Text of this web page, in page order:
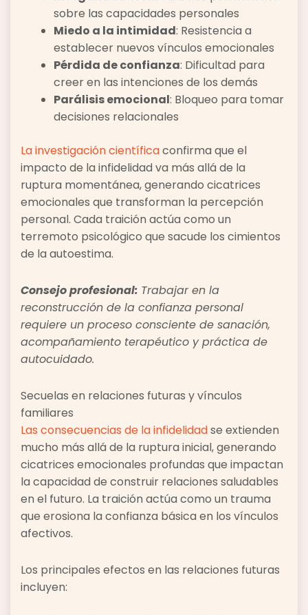
sobre las capacidades personales
Miedo a la intimidad: Resistencia a
establecer nuevos vínculos emocionales
Pérdida de confianza: Dificultad para
creer en las intenciones de los demás
Parálisis emocional: Bloqueo para tomar
decisiones relacionales
La investigación científicaconfirma que el
impacto de la infidelidad va más allá de la
ruptura momentánea, generando cicatrices
emocionales que transforman la percepción
personal. Cada traición actúa como un
terremoto psicológico que sacude los cimientos
de la autoestima.
Consejo profesional: Trabajar en la
reconstrucción de la confianza personal
requiere un proceso consciente de sanación,
acompañamiento terapéutico y práctica de
autocuidado.
Secuelas en relaciones futuras y vínculos
familiares
Las consecuencias de la infidelidadse extienden
mucho más allá de la ruptura inicial, generando
cicatrices emocionales profundas que impactan
la capacidad de construir relaciones saludables
en el futuro. La traición actúa como un trauma
que erosiona la confianza básica en los vínculos
afectivos.
Los principales efectos en las relaciones futuras
incluyen: